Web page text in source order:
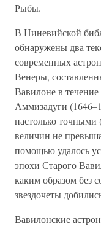
Рыбы.
В Ниневийской
обнаружены два
современных
Венеры,
Вавилоне в
Аммизадуги
настолько
величин не
помощью удалось
эпохи Старого
каким образом без
звездочеты
Вавилонские